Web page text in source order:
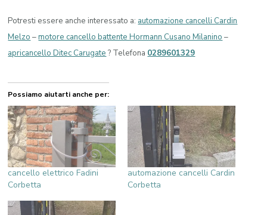
Potresti essere anche interessato a: automazione cancelli Cardin
Melzo –motore cancello battente Hormann Cusano Milanino –
apricancello Ditec Carugate ? Telefona 0289601329
Possiamo aiutarti anche per:
cancello elettrico Fadini
Corbetta
automazione cancelli Cardin
Corbetta